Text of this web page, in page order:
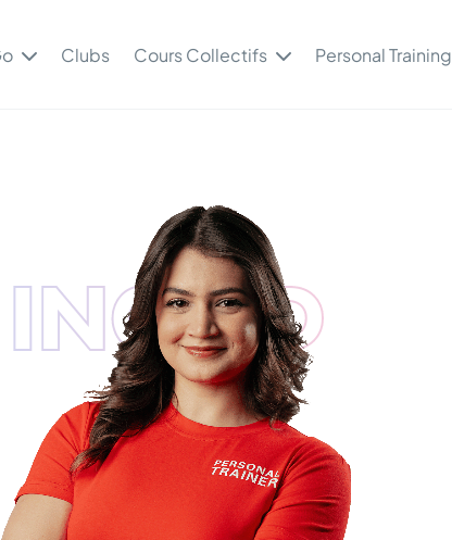
Clubs Cours Collectifs Personal Training
INGRID